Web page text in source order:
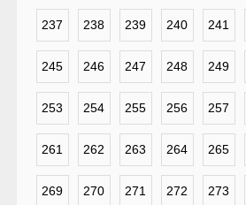
237 238 239 240 241
245 246 247 248 249
253 254 255 256 257
261 262 263 264 265
269 270 271 272 273